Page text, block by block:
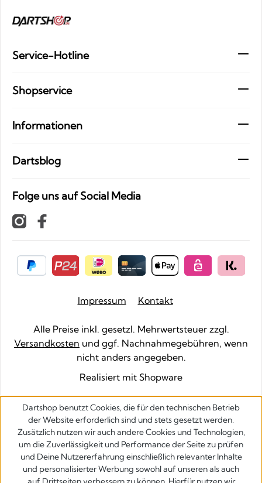
Service-Hotline
Shopservice
Informationen
Dartsblog
Folge uns auf Social Media
Impressum Kontakt
Alle Preise inkl. gesetzl. Mehrwertsteuer zzgl.
Versandkosten und ggf. Nachnahmegebühren, wenn
nicht anders angegeben.
Realisiert mit Shopware
Dartshop benutzt Cookies, die für den technischen Betrieb
der Website erforderlich sind und stets gesetzt werden.
Zusätzlich nutzen wir auch andere Cookies und Technologien,
um die Zuverlässigkeit und Performance der Seite zu prüfen
und Deine Nutzererfahrung einschließlich relevanter Inhalte
und personalisierter Werbung sowohl auf unseren als auch